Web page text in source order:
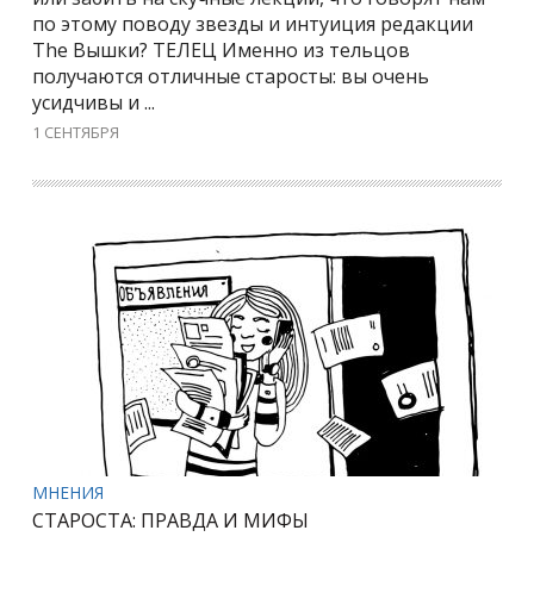
по этому поводу звезды и интуиция редакции
The Вышки? ТЕЛЕЦ Именно из тельцов
получаются отличные старосты: вы очень
усидчивы и ...
1 СЕНТЯБРЯ
МНЕНИЯ
СТАРОСТА: ПРАВДА И МИФЫ